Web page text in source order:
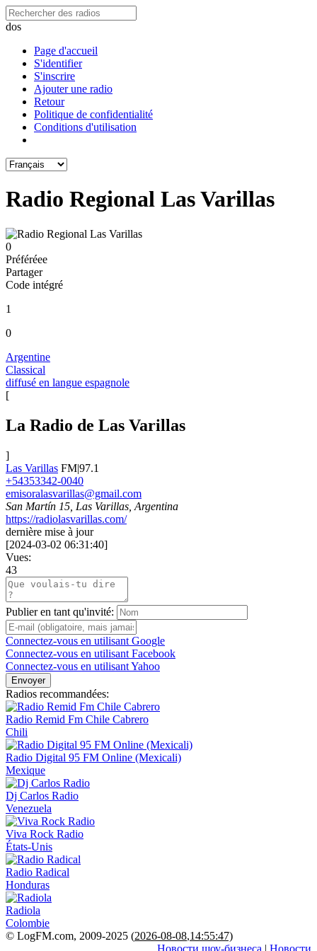
dos
Page d'accueil
S'identifier
S'inscrire
Ajouter une radio
Retour
Politique de confidentialité
Conditions d'utilisation
Radio Regional Las Varillas
0
Préféréeе
Partager
Code intégré
1
0
Argentine
Classical
diffusé en langue espagnole
[
La Radio de Las Varillas
]
Las Varillas FM|97.1
+54353342-0040
emisoralasvarillas@gmail.com
San Martín 15, Las Varillas, Argentina
https://radiolasvarillas.com/
dernière mise à jour
[2024-03-02 06:31:40]
Vues:
43
Publier en tant qu'invité:
Connectez-vous en utilisant Google
Connectez-vous en utilisant Facebook
Connectez-vous en utilisant Yahoo
Envoyer
Radios recommandées:
Radio Remid Fm Chile Cabrero
Chili
Radio Digital 95 FM Online (Mexicali)
Mexique
Dj Carlos Radio
Venezuela
Viva Rock Radio
États-Unis
Radio Radical
Honduras
Radiola
Colombie
© LogFM.com, 2009-2025 (2026-08-08,14:55:47)
Новости шоу-бизнеса | Новости